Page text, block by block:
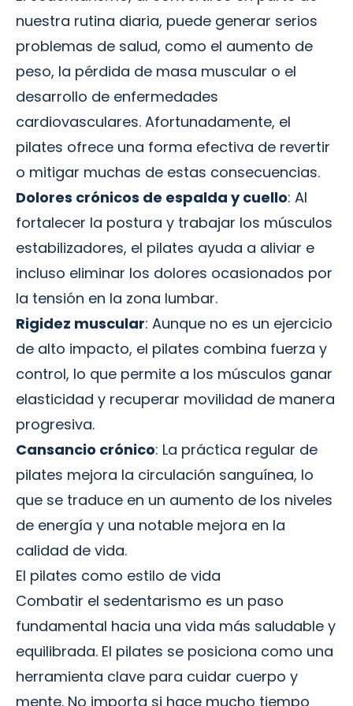
nuestra rutina diaria, puede generar serios
problemas de salud, como el aumento de
peso, la pérdida de masa muscular o el
desarrollo de enfermedades
cardiovasculares. Afortunadamente, el
pilates ofrece una forma efectiva de revertir
o mitigar muchas de estas consecuencias.
Dolores crónicos de espalda y cuello: Al
fortalecer la postura y trabajar los músculos
estabilizadores, el pilates ayuda a aliviar e
incluso eliminar los dolores ocasionados por
la tensión en la zona lumbar.
Rigidez muscular: Aunque no es un ejercicio
de alto impacto, el pilates combina fuerza y
control, lo que permite a los músculos ganar
elasticidad y recuperar movilidad de manera
progresiva.
Cansancio crónico: La práctica regular de
pilates mejora la circulación sanguínea, lo
que se traduce en un aumento de los niveles
de energía y una notable mejora en la
calidad de vida.
El pilates como estilo de vida
Combatir el sedentarismo es un paso
fundamental hacia una vida más saludable y
equilibrada. El pilates se posiciona como una
herramienta clave para cuidar cuerpo y
mente. No importa si hace mucho tiempo